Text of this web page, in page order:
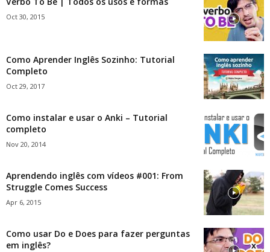
Oct 30, 2015
Como Aprender Inglês Sozinho: Tutorial
Completo
Oct 29, 2017
Como instalar e usar o Anki – Tutorial
completo
Nov 20, 2014
Aprendendo inglês com vídeos #001: From
Struggle Comes Success
Apr 6, 2015
Como usar Do e Does para fazer perguntas
em inglês?